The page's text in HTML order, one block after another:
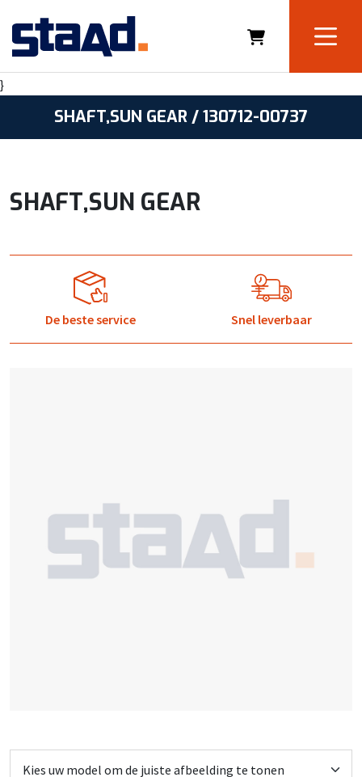
}
SHAFT,SUN GEAR / 130712-00737
SHAFT,SUN GEAR
De beste service Snel leverbaar